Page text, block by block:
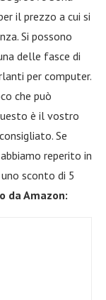
il prezzo a cui si
Si possono
delle fasce di
per computer.
che può
è il vostro
Se
reperito in
sconto di 5
da Amazon: